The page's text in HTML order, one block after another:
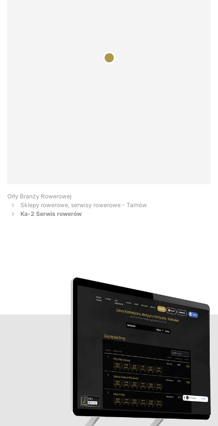
Orły Branży Rowerowej
Sklepy rowerowe, serwisy rowerowe - Tarnów
Ka-2 Serwis rowerów